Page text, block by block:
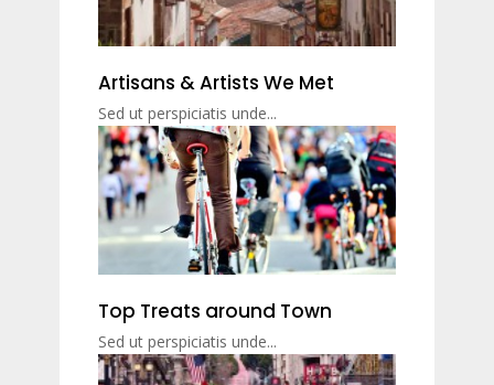
Artisans & Artists We Met
Sed ut perspiciatis unde...
Top Treats around Town
Sed ut perspiciatis unde...